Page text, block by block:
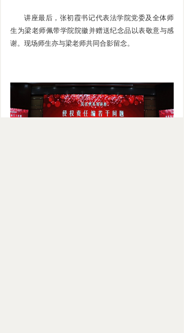
讲座最后，张初霞书记代表法学院党委及全体师
生为梁老师佩带学院院徽并赠送纪念品以表敬意与感
谢。现场师生亦与梁老师共同合影留念。